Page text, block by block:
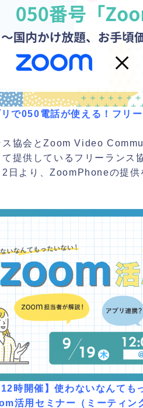
で050電話が使える！フリ
ス協会とZoom Video
提供しているフリーランス
日より、ZoomPhoneの提供
時開催】使わないなんて
活用セミナー（ミーティン